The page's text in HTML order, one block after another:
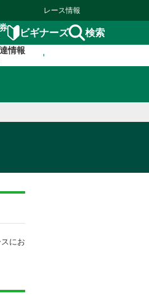
レース情報
ビギナーズ 検索
情報
にお